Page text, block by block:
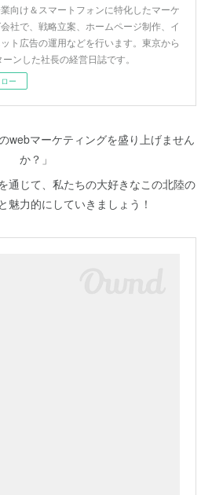
向け＆スマートフォンに特化したマーケ
社で、戦略立案、ホームページ制作、イ
ト広告の運用などを行います。東京から
ンした社長の経営日誌です。
ー
webマーケティングを盛り上げません
か？」
通じて、私たちの大好きなこの北陸の
魅力的にしていきましょう！